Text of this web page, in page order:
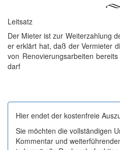
Leitsatz
Der Mieter ist zur Weiterzahlung
er erklärt hat, daß der Vermieter
von Renovierungsarbeiten
darf
Hier endet der kostenfreie
Sie möchten die vollständigen
Kommentar und